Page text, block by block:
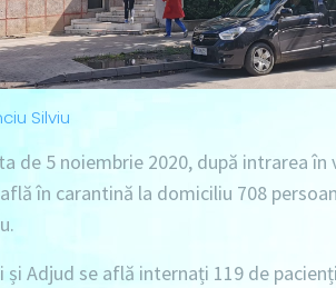
Silviu
de 5 noiembrie 2020, după intrarea în
în carantină la domiciliu 708
.
și Adjud se află internați 119 de pacienți